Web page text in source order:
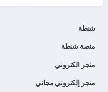
شنطة
منصة شنطة
متجر الكتروني
متجر إلكتروني مجاني